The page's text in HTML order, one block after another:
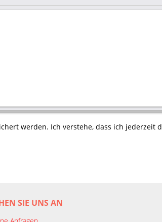
werden. Ich verstehe, dass ich
SIE UNS AN